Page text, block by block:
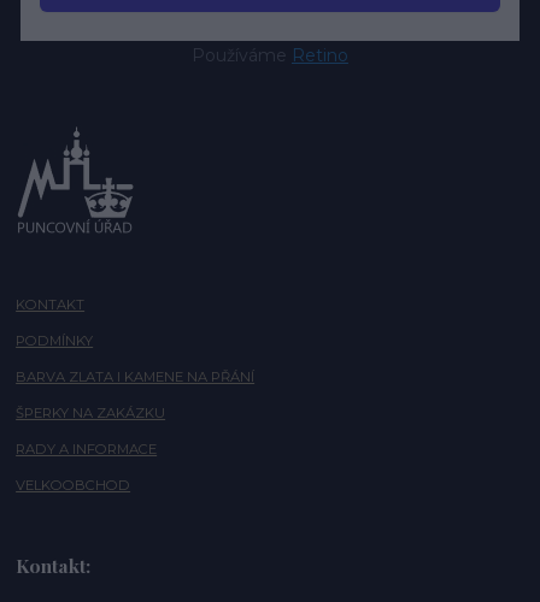
Používáme Retino
KONTAKT
PODMÍNKY
BARVA ZLATA I KAMENE NA PŘÁNÍ
ŠPERKY NA ZAKÁZKU
RADY A INFORMACE
VELKOOBCHOD
Kontakt: